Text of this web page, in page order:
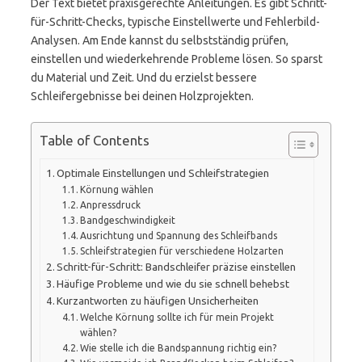
Der Text bietet praxisgerechte Anleitungen. Es gibt Schritt-
für-Schritt-Checks, typische Einstellwerte und Fehlerbild-
Analysen. Am Ende kannst du selbstständig prüfen,
einstellen und wiederkehrende Probleme lösen. So sparst
du Material und Zeit. Und du erzielst bessere
Schleifergebnisse bei deinen Holzprojekten.
Table of Contents
Optimale Einstellungen und Schleifstrategien
Körnung wählen
Anpressdruck
Bandgeschwindigkeit
Ausrichtung und Spannung des Schleifbands
Schleifstrategien für verschiedene Holzarten
Schritt-für-Schritt: Bandschleifer präzise einstellen
Häufige Probleme und wie du sie schnell behebst
Kurzantworten zu häufigen Unsicherheiten
Welche Körnung sollte ich für mein Projekt
wählen?
Wie stelle ich die Bandspannung richtig ein?